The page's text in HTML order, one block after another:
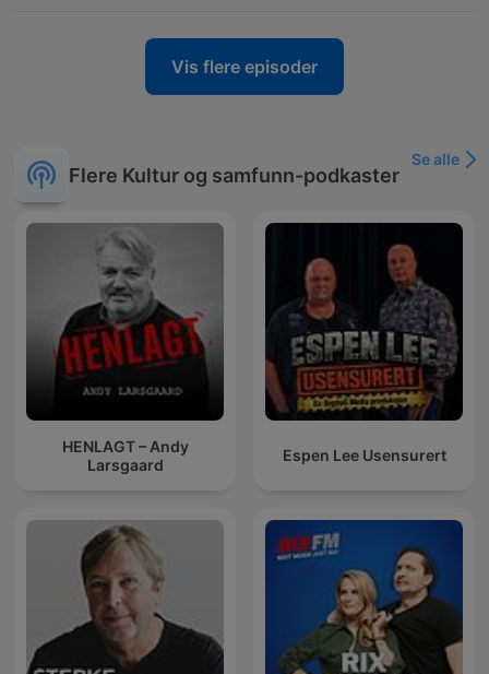
Vis flere episoder
Flere Kultur og samfunn-podkaster
Se alle
HENLAGT – Andy
Larsgaard
Espen Lee Usensurert